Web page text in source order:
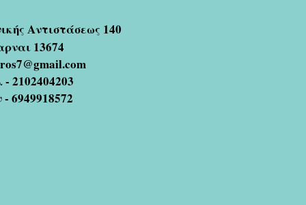
Αντιστάσεως 140
13674
- 2102404203
- 6949918572